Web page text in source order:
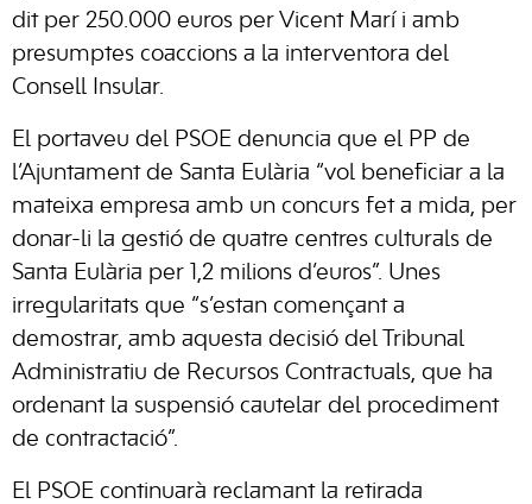
dit per 250.000 euros per Vicent Marí i amb
presumptes coaccions a la interventora del
Consell Insular.
El portaveu del PSOE denuncia que el PP de
l’Ajuntament de Santa Eulària “vol beneficiar a la
mateixa empresa amb un concurs fet a mida, per
donar-li la gestió de quatre centres culturals de
Santa Eulària per 1,2 milions d’euros”. Unes
irregularitats que “s’estan començant a
demostrar, amb aquesta decisió del Tribunal
Administratiu de Recursos Contractuals, que ha
ordenant la suspensió cautelar del procediment
de contractació”.
El PSOE continuarà reclamant la retirada